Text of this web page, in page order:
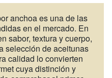
anchoa es una de las
en el mercado. En
sabor, textura y cuerpo,
selección de aceitunas
calidad lo convierten
cuya distinción y